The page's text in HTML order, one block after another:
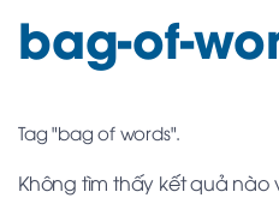
bag-of-
Tag "bag of words".
Không tìm thấy kết quả nào